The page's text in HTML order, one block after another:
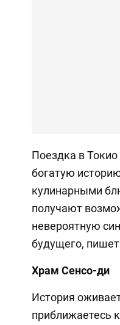
Поездка в
богатую
кулинарными
получают
невероятную
будущего, пишет
Храм Сенсо-ди
История
приближаетесь